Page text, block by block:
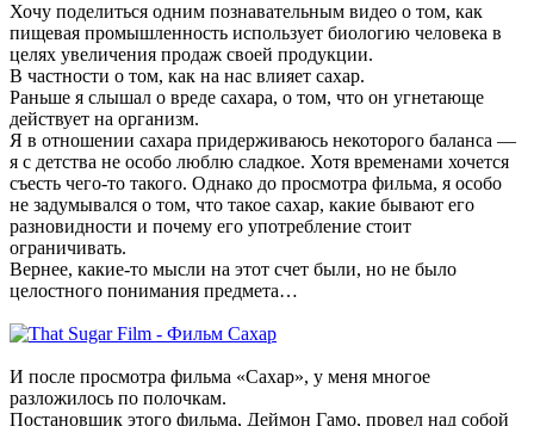
Хочу поделиться одним познавательным видео о том, как
пищевая промышленность использует биологию человека в
целях увеличения продаж своей продукции.
В частности о том, как на нас влияет сахар.
Раньше я слышал о вреде сахара, о том, что он угнетающе
действует на организм.
Я в отношении сахара придерживаюсь некоторого баланса —
я с детства не особо люблю сладкое. Хотя временами хочется
съесть чего-то такого. Однако до просмотра фильма, я особо
не задумывался о том, что такое сахар, какие бывают его
разновидности и почему его употребление стоит
ограничивать.
Вернее, какие-то мысли на этот счет были, но не было
целостного понимания предмета…
И после просмотра фильма «Сахар», у меня многое
разложилось по полочкам.
Постановщик этого фильма, Деймон Гамо, провел над собой